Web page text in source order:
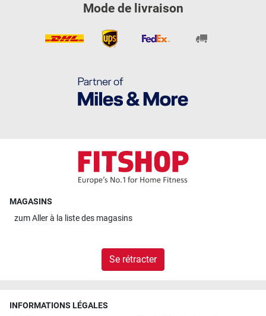
Mode de livraison
MAGASINS
zumAller à la liste des magasins
Se rétracter
INFORMATIONS LÉGALES